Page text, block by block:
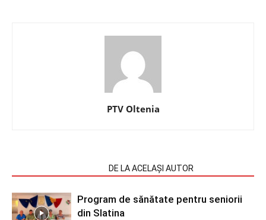
PTV Oltenia
DE LA ACELAȘI AUTOR
Program de sănătate pentru seniorii
din Slatina